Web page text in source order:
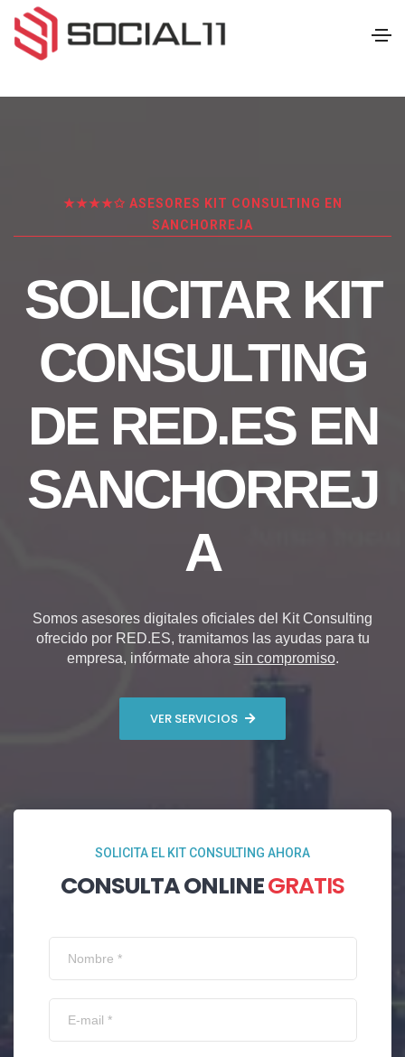
★★★★✩ ASESORES KIT CONSULTING EN
SANCHORREJA
SOLICITAR KIT
CONSULTING
DE RED.ES EN
SANCHORREJ
A
Somos asesores digitales oficiales del Kit Consulting
ofrecido por RED.ES, tramitamos las ayudas para tu
empresa, infórmate ahora sin compromiso.
VER SERVICIOS
SOLICITA EL KIT CONSULTING AHORA
CONSULTA ONLINEGRATIS